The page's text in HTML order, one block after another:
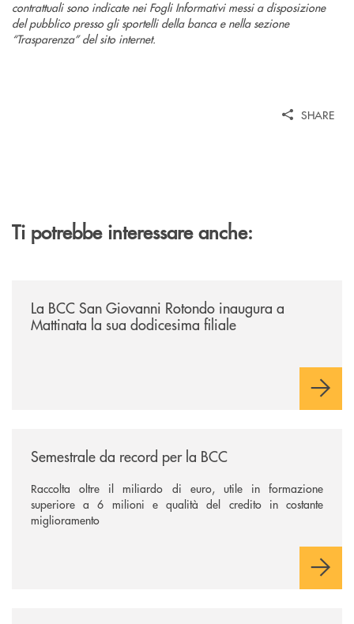
contrattuali sono indicate nei Fogli Informativi messi a disposizione
del pubblico presso gli sportelli della banca e nella sezione
“Trasparenza” del sito internet.
SHARE
Ti potrebbe interessare anche:
La BCC San Giovanni Rotondo inaugura a
Mattinata la sua dodicesima filiale
Semestrale da record per la BCC
Raccolta oltre il miliardo di euro, utile in formazione
superiore a 6 milioni e qualità del credito in costante
miglioramento